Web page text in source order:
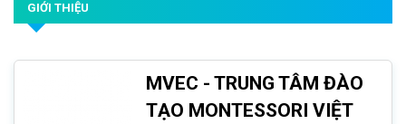
GIỚI THIỆU
MVEC - TRUNG TÂM ĐÀO
TẠO MONTESSORI VIỆT